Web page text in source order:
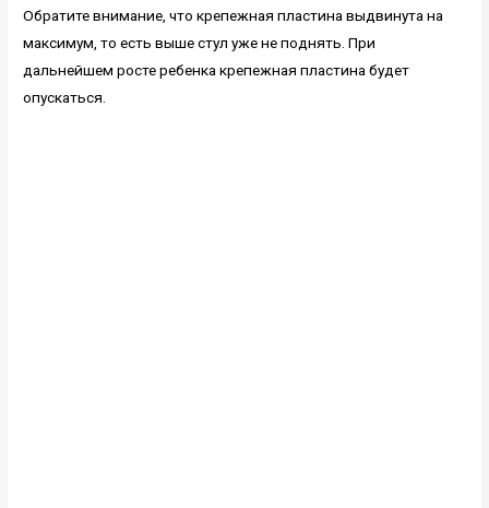
Обратите внимание, что крепежная пластина выдвинута на
максимум, то есть выше стул уже не поднять. При
дальнейшем росте ребенка крепежная пластина будет
опускаться.